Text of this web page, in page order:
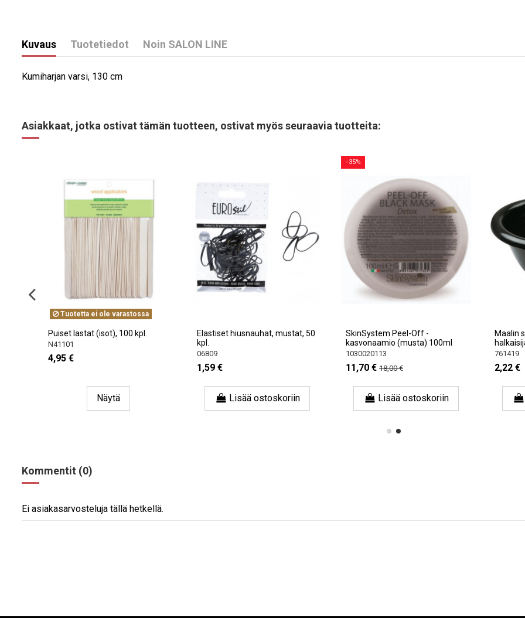
Kuvaus Tuotetiedot Noin SALON LINE
Kumiharjan varsi, 130 cm
Asiakkaat, jotka ostivat tämän tuotteen, ostivat myös seuraavia tuotteita:
Tuotetta ei ole varastossa
Puiset lastat (isot), 100 kpl.
N41101
4,95 €
Näytä
Elastiset hiusnauhat, mustat, 50
06809
1,59 €
Lisää ostoskoriin
−35%
SkinSystem Peel-Off -
kasvonaamio (musta) 100ml
1030020113
11,70 € 18,00 €
Lisää ostoskoriin
Maalin
halkaisija
761419
2,22 €
Kommentit (0)
Ei asiakasarvosteluja tällä hetkellä.